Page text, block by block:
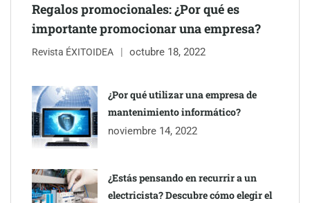
Jumpstart: EE.UU. redefine la movilidad profesional con
medidas que impactan a empresas y talento
Regalos promocionales: ¿Por qué es
importante promocionar una empresa?
Revista ÉXITOIDEA octubre 18, 2022
¿Por qué utilizar una empresa de
mantenimiento informático?
noviembre 14, 2022
¿Estás pensando en recurrir a un
electricista? Descubre cómo elegir el